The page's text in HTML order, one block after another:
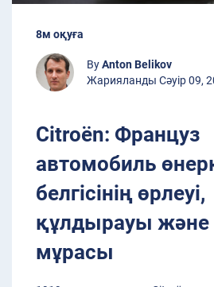
8м оқуға
ByAnton Belikov
Жарияланды Сәуір 09,
Citroën: Француз
автомобиль
белгісінің өрлеуі,
құлдырауы және
мұрасы